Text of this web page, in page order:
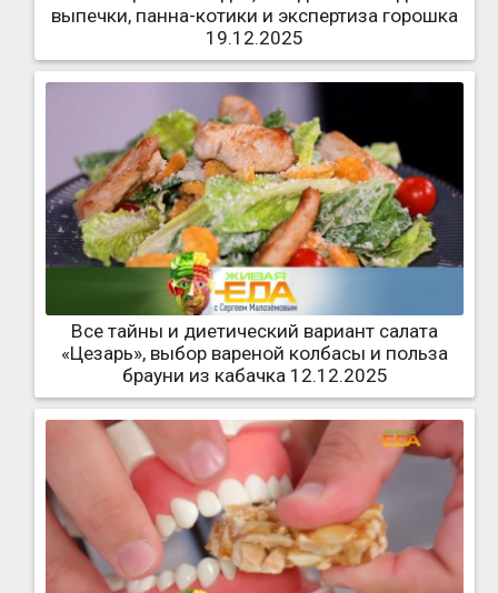
выпечки, панна-котики и экспертиза горошка
19.12.2025
Все тайны и диетический вариант салата
«Цезарь», выбор вареной колбасы и польза
брауни из кабачка 12.12.2025